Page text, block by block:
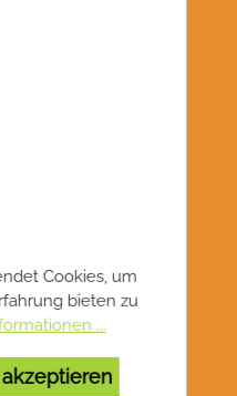
Cookies, um
bieten zu
...